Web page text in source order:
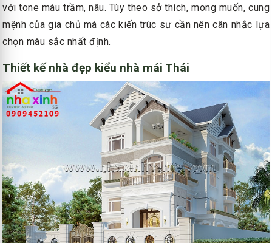
với tone màu trầm, nâu. Tùy theo sở thích, mong muốn, cung
mệnh của gia chủ mà các kiến trúc sư cần nên cân nhắc lựa
chọn màu sắc nhất định.
Thiết kế nhà đẹp kiểu nhà mái Thái